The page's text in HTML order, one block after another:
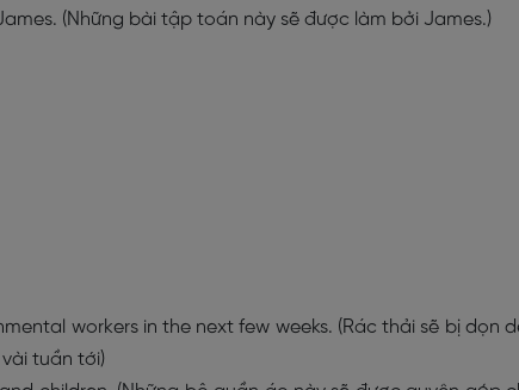
(Những bài tập toán này sẽ được làm bởi James.)
workers in the next few weeks. (Rác thải sẽ bị dọn
tuần tới)